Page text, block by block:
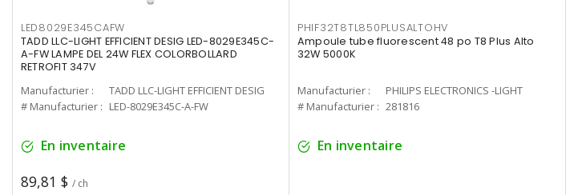
LED8029E345CAFW
TADD LLC-LIGHT EFFICIENT DESIG LED-8029E345C-
A-FW LAMPE DEL 24W FLEX COLORBOLLARD
RETROFIT 347V
Manufacturier :
TADD LLC-LIGHT EFFICIENT DESIG
# Manufacturier : LED-8029E345C-A-FW
En inventaire
89,81 $ / ch
PHIF32T8TL850PLUSALTOHV
Ampoule tube fluorescent 48 po T8 Plus Alto
32W 5000K
Manufacturier :
PHILIPS ELECTRONICS -LIGHT
# Manufacturier : 281816
En inventaire